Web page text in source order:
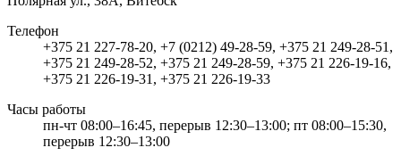
Телефон
+375 21 227-78-20, +7 (0212) 49-28-59, +375 21 249-28-51,
+375 21 249-28-52, +375 21 249-28-59, +375 21 226-19-16,
+375 21 226-19-31, +375 21 226-19-33
Часы работы
пн-чт 08:00–16:45, перерыв 12:30–13:00; пт 08:00–15:30,
перерыв 12:30–13:00